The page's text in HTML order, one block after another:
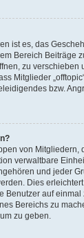
ist es, das
Bereich Beiträge
zu verschieben
Mitglieder
bzw.
von Mitgliedern,
verwaltbare
und jeder
Dies
Benutzer auf
Bereichs zu
zu geben.